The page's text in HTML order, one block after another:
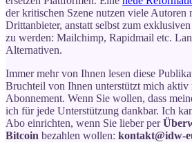
der kritischen Szene nutzen viele Autoren
Drittanbieter, anstatt selbst zum
zu werden: Mailchimp, Rapidmail etc.
Alternativen.
Immer mehr von Ihnen lesen diese
Bruchteil von Ihnen unterstützt mich aktiv
Abonnement. Wenn Sie wollen, dass
ich für jede Unterstützung dankbar. Ich
Abo einrichten, wenn Sie lieber per
Bitcoin bezahlen wollen: kontakt@idw-